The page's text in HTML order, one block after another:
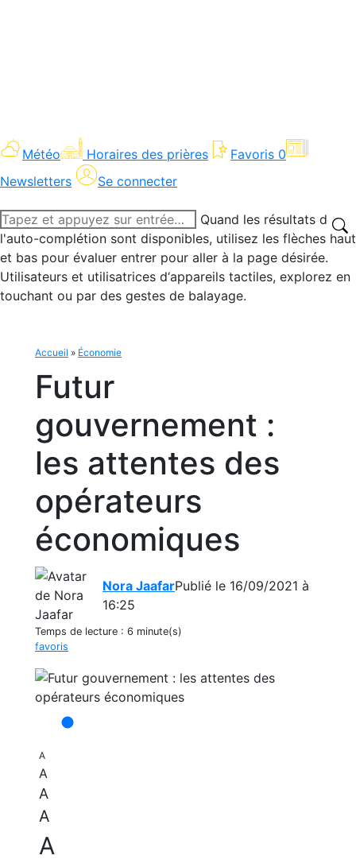
Météo Horaires des prières Favoris 0
Newsletters
Se connecter
Recherche
:
Quand les résultats de
l'auto-complétion sont disponibles, utilisez les flèches haut
et bas pour évaluer entrer pour aller à la page désirée.
Utilisateurs et utilisatrices d‘appareils tactiles, explorez en
touchant ou par des gestes de balayage.
Accueil » Économie
Futur
gouvernement :
les attentes des
opérateurs
économiques
Nora JaafarPublié le 16/09/2021 à
16:25
Temps de lecture : 6 minute(s)
favoris
A
A
A
A
A